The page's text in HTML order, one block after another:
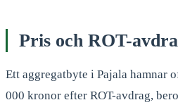
Pris och ROT-
Ett aggregatbyte i Pajala hamnar
000 kronor efter ROT-avdrag,